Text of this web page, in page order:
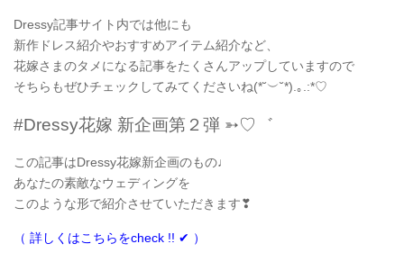
Dressy記事サイト内では他にも
新作ドレス紹介やおすすめアイテム紹介など、
花嫁さまのタメになる記事をたくさんアップしていますので
そちらもぜひチェックしてみてくださいね(*˘︶˘*).｡.:*♡
#Dressy花嫁 新企画第２弾 ➳♡゛
この記事はDressy花嫁新企画のもの♩
あなたの素敵なウェディングを
このような形で紹介させていただきます❣
（ 詳しくはこちらをcheck !! ✔ ）